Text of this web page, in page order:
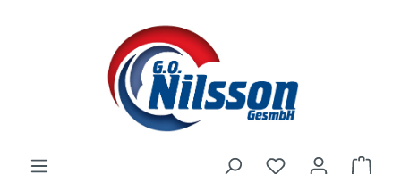
Zum Hauptinhalt springen